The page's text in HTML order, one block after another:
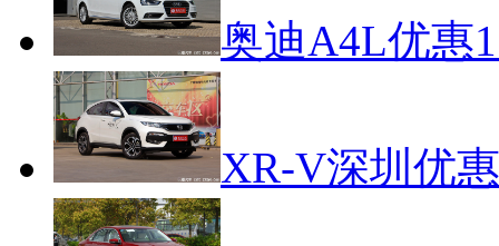
奥迪A4L优惠
XR-V深圳优